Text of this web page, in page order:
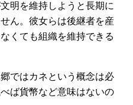
明を維持しようと長期に
ん。彼女らは後継者を産
くても組織を維持できる
ではカネという概念は必
ば貨幣など意味はないの